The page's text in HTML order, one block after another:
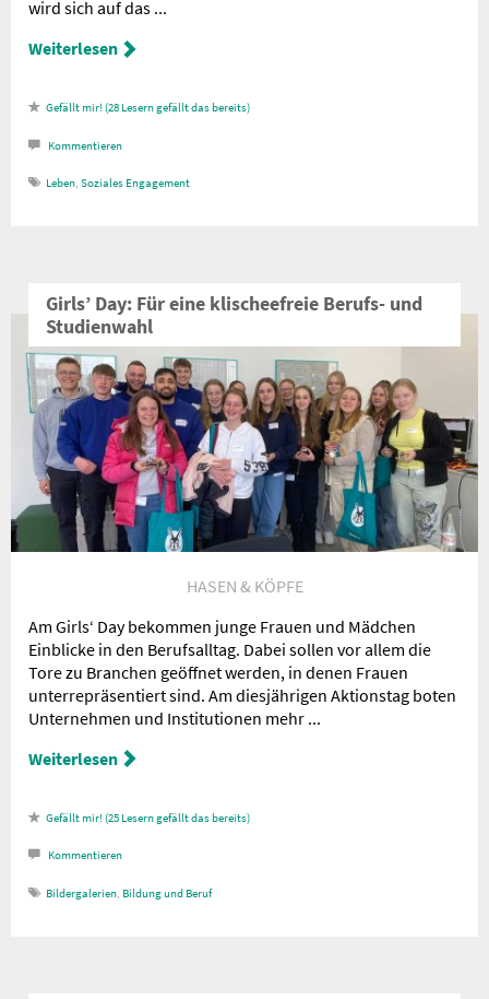
wird sich auf das ...
Weiterlesen
28 Lesern gefällt das
Kommentieren
Leben, Soziales Engagement
Girls’ Day: Für eine klischeefreie Berufs- und
Studienwahl
HASEN & KÖPFE
Am Girls‘ Day bekommen junge Frauen und Mädchen
Einblicke in den Berufsalltag. Dabei sollen vor allem die
Tore zu Branchen geöffnet werden, in denen Frauen
unterrepräsentiert sind. Am diesjährigen Aktionstag boten
Unternehmen und Institutionen mehr ...
Weiterlesen
25 Lesern gefällt das
Kommentieren
Bildergalerien, Bildung und Beruf